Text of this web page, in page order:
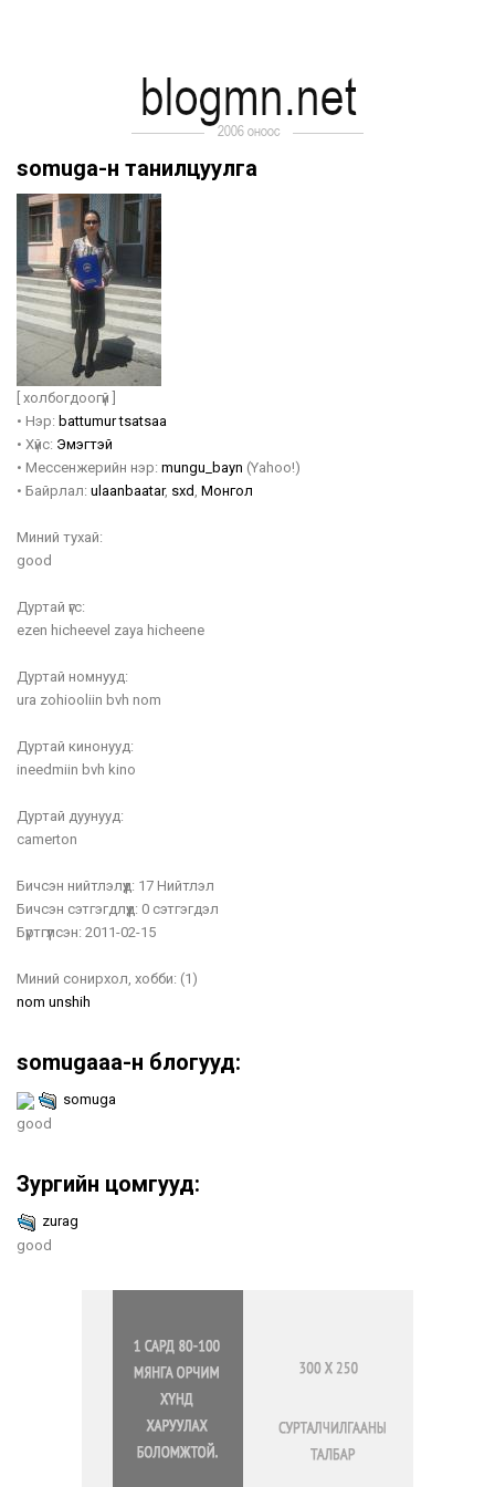
somuga-н танилцуулга
[ холбогдоогүй ]
• Нэр: battumurtsatsaa
• Хүйс: Эмэгтэй
• Мессенжерийн нэр: mungu_bayn (Yahoo!)
• Байрлал: ulaanbaatar, sxd , Монгол
Миний тухай:
good
Дуртай үгс:
ezen hicheevel zaya hicheene
Дуртай номнууд:
ura zohiooliin bvh nom
Дуртай кинонууд:
ineedmiin bvh kino
Дуртай дуунууд:
camerton
Бичсэн нийтлэлүүд: 17 Нийтлэл
Бичсэн сэтгэгдлүүд: 0 сэтгэгдэл
Бүртгүүлсэн: 2011-02-15
Миний сонирхол, хобби: (1)
nom unshih
somugaaa-н блогууд:
somuga
good
Зургийн цомгууд:
zurag
good